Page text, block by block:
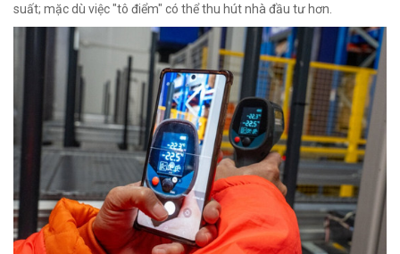
suất; mặc dù việc "tô điểm" có thể thu hút nhà đầu tư hơn.